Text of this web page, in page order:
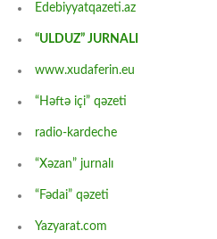
Edebiyyatqazeti.az
“ULDUZ” JURNALI
www.xudaferin.eu
“Həftə içi” qəzeti
radio-kardeche
“Xəzan” jurnalı
“Fədai” qəzeti
Yazyarat.com